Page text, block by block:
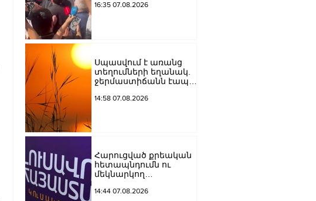
դատարանի բակում
16:35 07.08.2026
Սպասվում է առանց
տեղումների եղանակ.
ջերմաստիճանն էապես
14:58 07.08.2026
Հարուցված քրեական
հետապնդումն ու
մեկնարկող
վերջին տարիներին
14:44 07.08.2026